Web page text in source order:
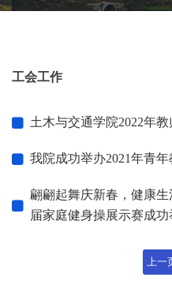
工会工作
土木与交通学院2022年
我院成功举办2021年青
翩翩起舞庆新春，健康
届家庭健身操展示赛成功
上一